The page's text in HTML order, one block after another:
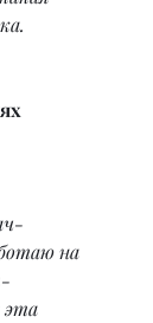
на
эта